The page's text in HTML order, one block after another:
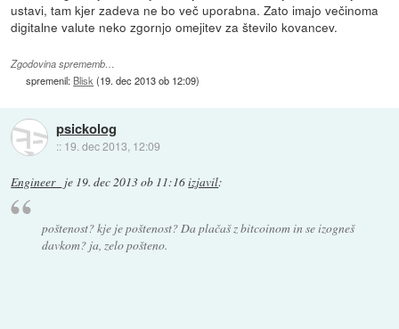
ustavi, tam kjer zadeva ne bo več uporabna. Zato imajo večinoma
digitalne valute neko zgornjo omejitev za število kovancev.
Zgodovina sprememb…
spremenil: Blisk (19. dec 2013 ob 12:09)
psickolog
:: 19. dec 2013, 12:09
Engineer_ je 19. dec 2013 ob 11:16izjavil:
poštenost? kje je poštenost? Da plačaš z bitcoinom in se izogneš
davkom? ja, zelo pošteno.